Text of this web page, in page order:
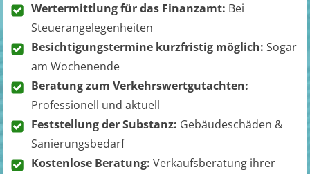
Wertermittlung für das Finanzamt: Bei
Steuerangelegenheiten
Besichtigungstermine kurzfristig möglich: Sogar
am Wochenende
Beratung zum Verkehrswertgutachten:
Professionell und aktuell
Feststellung der Substanz: Gebäudeschäden &
Sanierungsbedarf
Kostenlose Beratung: Verkaufsberatung ihrer